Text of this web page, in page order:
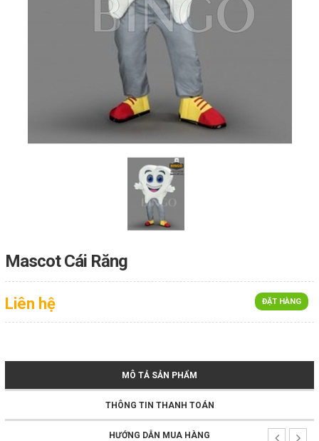
Mascot Cái Răng
ĐẶT HÀNG
Liên hệ
MÔ TẢ SẢN PHẨM
THÔNG TIN THANH TOÁN
HƯỚNG DẪN MUA HÀNG